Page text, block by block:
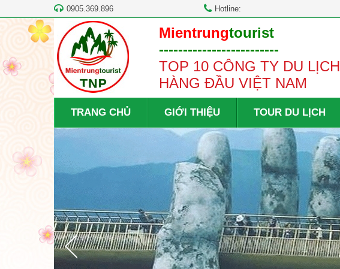
0905.369.896 Hotline:
Mientrungtourist
-------------------------
TOP 10 CÔNG TY DU LỊCH
HÀNG ĐẦU VIỆT NAM
TRANG CHỦ GIỚI THIỆU TOUR DU LỊCH